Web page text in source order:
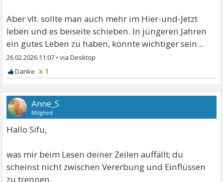
Aber vlt. sollte man auch mehr im Hier-und-Jetzt
leben und es beiseite schieben. In jüngeren Jahren
ein gutes Leben zu haben, könnte wichtiger sein...
26.02.2026 11:07 •
x 1
Anne_S
Mitglied
Hallo Sifu,
was mir beim Lesen deiner Zeilen auffällt; du
scheinst nicht zwischen Vererbung und Einflüssen
zu trennen.